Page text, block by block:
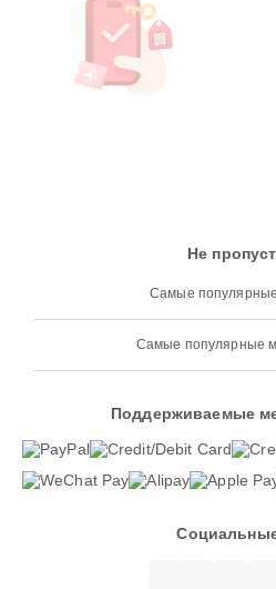
Не
Самые
Самые популярные
Поддерживаемые